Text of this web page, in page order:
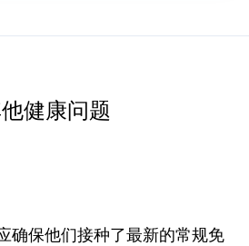
健康问题
确保他们接种了最新的常规免